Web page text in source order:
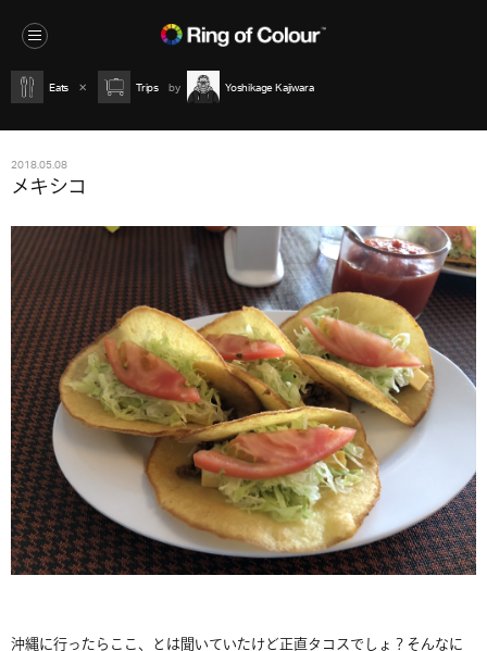
Eats Trips Yoshikage Kajiwara
2018.05.08
メキシコ